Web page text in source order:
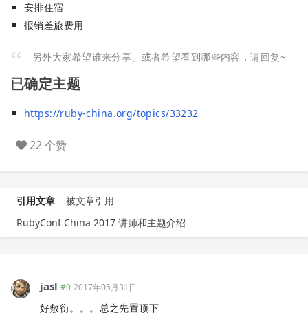
安排住宿
报销差旅费用
另外大家希望谁来分享、或者希望看到哪些内容，请回复~
已确定主题
https://ruby-china.org/topics/33232
22 个赞
引用文章
被文章引用
RubyConf China 2017 讲师和主题介绍
jasl #0 2017年05月31日
好敷衍。。。总之先置顶下